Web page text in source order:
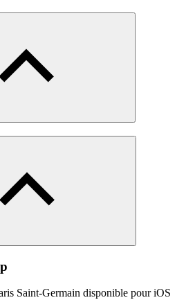
Saint-Germain disponible pour iOS